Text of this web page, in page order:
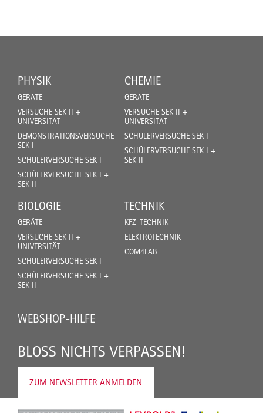
PHYSIK
GERÄTE
VERSUCHE SEK II +
UNIVERSITÄT
DEMONSTRATIONSVERSUCHE
SEK I
SCHÜLERVERSUCHE SEK I
SCHÜLERVERSUCHE SEK I +
SEK II
CHEMIE
GERÄTE
VERSUCHE SEK II +
UNIVERSITÄT
SCHÜLERVERSUCHE SEK I
SCHÜLERVERSUCHE SEK I +
SEK II
BIOLOGIE
GERÄTE
VERSUCHE SEK II +
UNIVERSITÄT
SCHÜLERVERSUCHE SEK I
SCHÜLERVERSUCHE SEK I +
SEK II
TECHNIK
KFZ-TECHNIK
ELEKTROTECHNIK
COM4LAB
WEBSHOP-HILFE
BLOSS NICHTS VERPASSEN!
ZUM NEWSLETTER ANMELDEN